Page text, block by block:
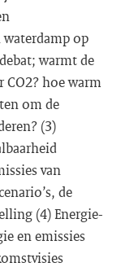
op
warmt de
CO2? hoe warm
om de
(3)
van
de
(4) Energie-
en emissies